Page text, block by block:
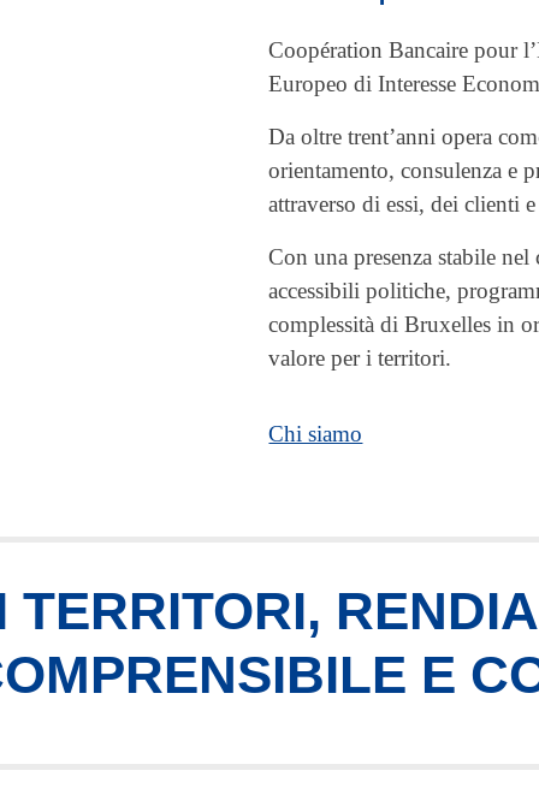
Coopération Bancaire pour
Europeo di Interesse
Da oltre trent’anni opera
orientamento, consulenza e
attraverso di essi, dei clienti
Con una presenza stabile
accessibili politiche,
complessità di Bruxelles in
valore per i territori.
Chi siamo
E